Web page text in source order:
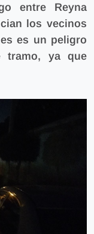
entre Reyna
los vecinos
es un peligro
tramo, ya que